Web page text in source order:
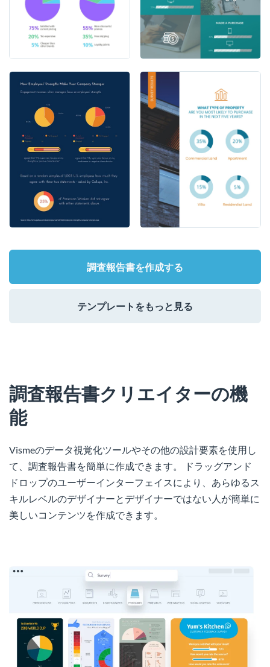
調査報告書を作成する
テンプレートをもっと見る
調査報告書クリエイターの機
能
Vismeのデータ視覚化ツールやその他の設計要素を使用し
て、調査報告書を簡単に作成できます。 ドラッグアンド
ドロップのユーザーインターフェイスにより、あらゆるス
キルレベルのデザイナーとデザイナーではない人が簡単に
美しいコンテンツを作成できます。